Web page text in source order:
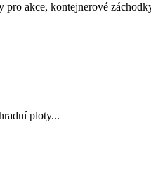
akce, kontejnerové
ploty...